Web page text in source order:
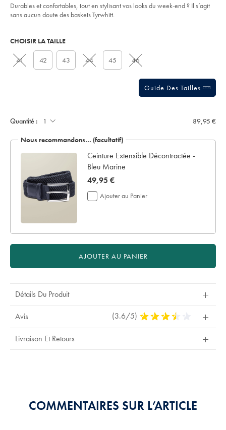
gomme-
-
-
stars
Durables et confortables, tout en stylisant vos looks du week-end ? Il s’agit
sans aucun doute des baskets Tyrwhitt.
Actions
cart
CHOISIR LA TAILLE
41 42 43 44 45 46
Guide Des Tailles
Quantité : 89,95 €
Nous recommandons… (facultatif)
Ceinture Extensible Décontractée -
Bleu Marine
now
49,95
€
49,95 €
Ajouter au Panier
AJOUTER AU PANIER
Détails Du Produit
Avis (3.6/5) 3,6
Livraison Et Retours
COMMENTAIRES SUR L’ARTICLE